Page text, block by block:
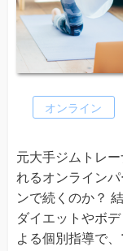
オンライン
元大手ジムトレ
れるオンライン
ンで続くのか？
ダイエットやボ
よる個別指導で、